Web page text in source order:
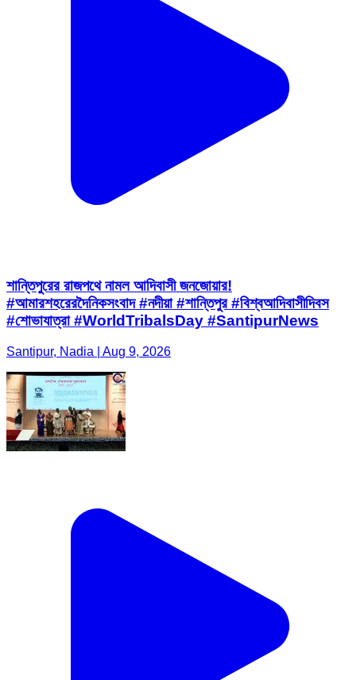
শান্তিপুরের রাজপথে নামল আদিবাসী জনজোয়ার!
#আমারশহরেরদৈনিকসংবাদ #নদীয়া #শান্তিপুর #বিশ্বআদিবাসীদিবস
#শোভাযাত্রা ​#WorldTribalsDay #SantipurNews
Santipur, Nadia | Aug 9, 2026